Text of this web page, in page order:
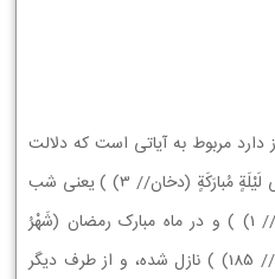
دارد مربوط به آیاتی است که دلالت
دارد قرآن در یک شب (إِنَّا أَنْزَلْناهُ فِی لَیْلَةٍ مُبارَکَةٍ (دخان// 3) ) یعنی شب
قدر (إِنَّا أَنْزَلْناهُ فِی لَیْلَةِ الْقَدْر (قدر// 1) ) و در ماه مبارک رمضان (شَهْرُ
رَمَضانَ الَّذِی أُنْزِلَ فِیهِ الْقُرْآن (بقره// 185) ) نازل شده، و از طرف دیگر